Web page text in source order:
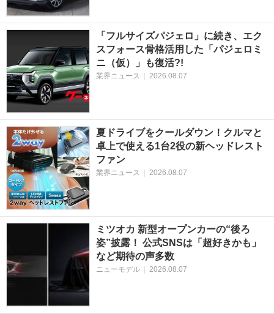
「フルサイズパジェロ」に続き、エク
スフォース骨格活用した「パジェロミ
ニ（仮）」も復活?!
業界ニュース | 2026.08.07
夏ドライブをクールダウン！クルマと
卓上で使える1台2役の新ヘッドレスト
ファン
業界ニュース | 2026.08.07
ミツオカ 新型オープンカーの“後ろ
姿”披露！ 公式SNSは「超好きかも」
など期待の声多数
ニューモデル | 2026.08.07